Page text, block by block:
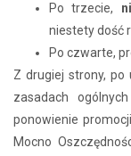
Po trzecie,
niestety dość
Po czwarte,
Z drugiej strony, po
zasadach
ponowienie
Mocno